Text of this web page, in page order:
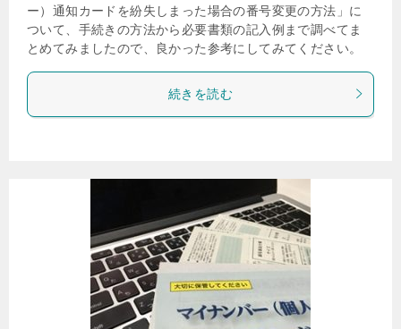
ー）通知カードを紛失しまった場合の番号変更の方法」に
ついて、手続きの方法から必要書類の記入例まで調べてま
とめてみましたので、良かった参考にしてみてください。
続きを読む